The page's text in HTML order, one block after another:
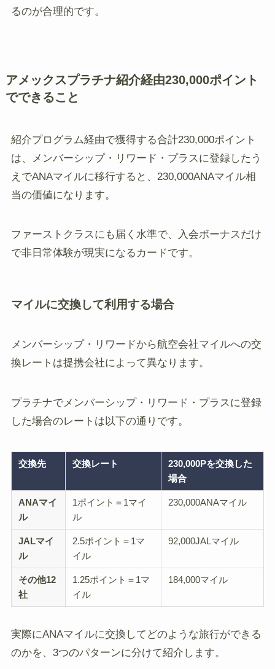
るのが合理的です。
アメックスプラチナ紹介経由230,000ポイント
でできること
紹介プログラム経由で獲得する合計230,000ポイント
は、メンバーシップ・リワード・プラスに登録したう
えでANAマイルに移行すると、230,000ANAマイル相
当の価値になります。
ファーストクラスにも届く水準で、入会ボーナスだけ
で非日常体験が現実になるカードです。
マイルに交換して利用する場合
メンバーシップ・リワードから航空会社マイルへの交
換レートは提携会社によって異なります。
プラチナでメンバーシップ・リワード・プラスに登録
した場合のレートは以下の通りです。
交換先 交換レート
230,000Pを交換した
場合
ANAマイ
ル
1ポイント＝1マイ
ル
230,000ANAマイル
JALマイ
ル
2.5ポイント＝1マ
イル
92,000JALマイル
その他12
社
1.25ポイント＝1マ
イル
184,000マイル
実際にANAマイルに交換してどのような旅行ができる
のかを、3つのパターンに分けて紹介します。